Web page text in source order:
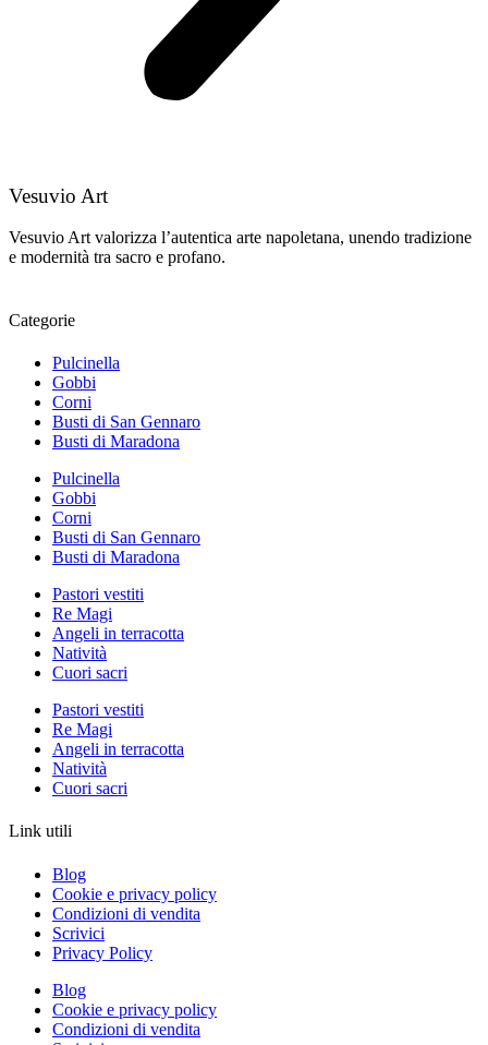
Vesuvio Art
Vesuvio Art valorizza l’autentica arte napoletana, unendo tradizione
e modernità tra sacro e profano.
Categorie
Pulcinella
Gobbi
Corni
Busti di San Gennaro
Busti di Maradona
Pulcinella
Gobbi
Corni
Busti di San Gennaro
Busti di Maradona
Pastori vestiti
Re Magi
Angeli in terracotta
Natività
Cuori sacri
Pastori vestiti
Re Magi
Angeli in terracotta
Natività
Cuori sacri
Link utili
Blog
Cookie e privacy policy
Condizioni di vendita
Scrivici
Privacy Policy
Blog
Cookie e privacy policy
Condizioni di vendita